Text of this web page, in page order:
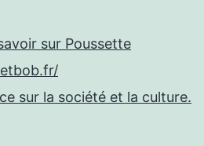
sur Poussette
sur la société et la culture.